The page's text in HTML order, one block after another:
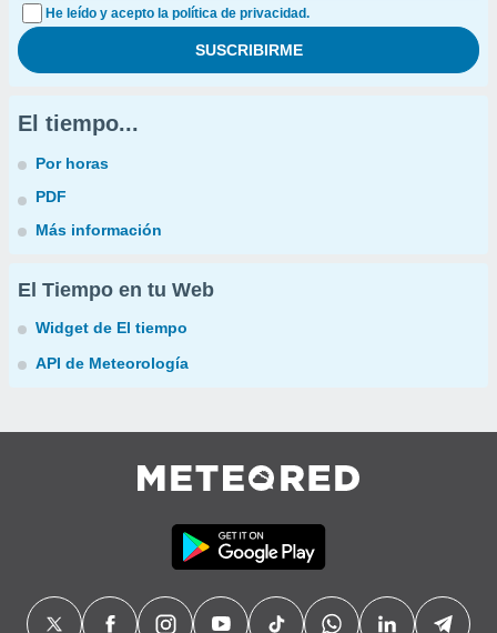
He leído y acepto la política de privacidad.
El tiempo...
Por horas
PDF
Más información
El Tiempo en tu Web
Widget de El tiempo
API de Meteorología